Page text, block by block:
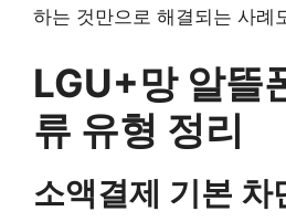
하는 것만으로 해결되는 사례
LGU+망 알뜰
류 유형 정리
소액결제 기본 차